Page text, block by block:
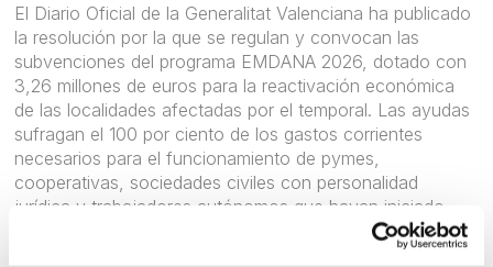
El Diario Oficial de la Generalitat Valenciana ha publicado
la resolución por la que se regulan y convocan las
subvenciones del programa EMDANA 2026, dotado con
3,26 millones de euros para la reactivación económica
de las localidades afectadas por el temporal. Las ayudas
sufragan el 100 por ciento de los gastos corrientes
necesarios para el funcionamiento de pymes,
cooperativas, sociedades civiles con personalidad
jurídica y trabajadores autónomos que hayan iniciado
una nueva actividad económica mediante su alta en el
IAE con posterioridad al 1 de noviembre de 2024. El